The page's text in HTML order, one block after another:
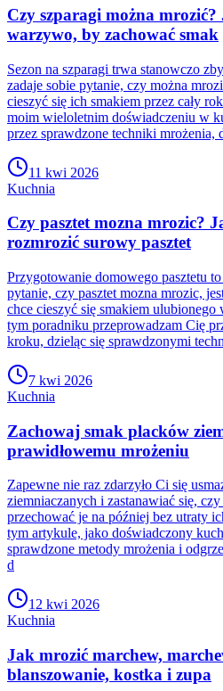
Czy szparagi można
warzywo, by zachować smak
Sezon na szparagi trwa stanowczo
zadaje sobie pytanie, czy można
cieszyć się ich smakiem przez cały
moim wieloletnim doświadczeniu w
przez sprawdzone techniki mrożenia,
11 kwi 2026
Kuchnia
Czy pasztet mozna mrozic?
rozmrozić surowy pasztet
Przygotowanie domowego pasztetu
pytanie, czy pasztet mozna mrozic,
chce cieszyć się smakiem ulubionego
tym poradniku przeprowadzam Cię
kroku, dzieląc się sprawdzonymi
7 kwi 2026
Kuchnia
Zachowaj smak placków
prawidłowemu mrożeniu
Zapewne nie raz zdarzyło Ci się
ziemniaczanych i zastanawiać się,
przechować je na później bez utraty
tym artykule, jako doświadczony
sprawdzone metody mrożenia i
d
12 kwi 2026
Kuchnia
Jak mrozić marchew,
blanszowanie, kostka i zupa